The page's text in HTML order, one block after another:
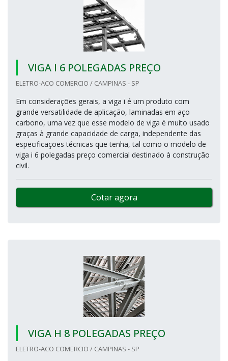
VIGA I 6 POLEGADAS PREÇO
ELETRO-ACO COMERCIO / CAMPINAS - SP
Em considerações gerais, a viga i é um produto com
grande versatilidade de aplicação, laminadas em aço
carbono, uma vez que esse modelo de viga é muito usado
graças à grande capacidade de carga, independente das
especificações técnicas que tenha, tal como o modelo de
viga i 6 polegadas preço comercial destinado à construção
civil.
Cotar agora
VIGA H 8 POLEGADAS PREÇO
ELETRO-ACO COMERCIO / CAMPINAS - SP